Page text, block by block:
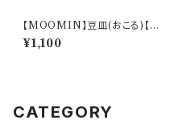
【MOOMIN】豆皿(おこる)【M
M14000】MM14003-333
¥1,100
CATEGORY